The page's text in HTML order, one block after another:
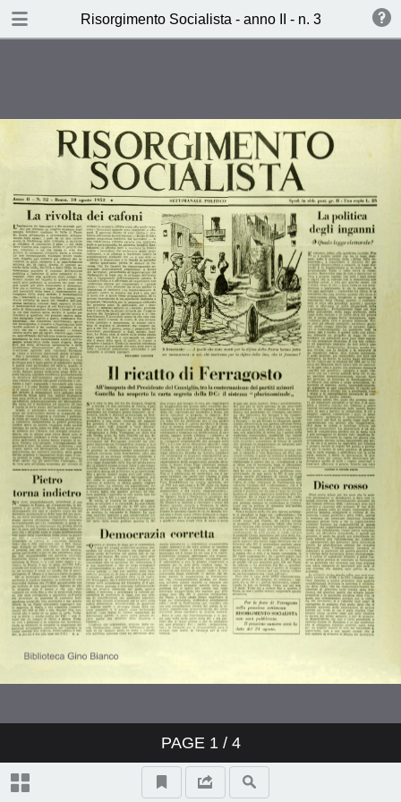
Risorgimento Socialista - anno II - n. 32 - 10
PAGE 1/ 4
TABLE OF CONTENTS
Vita provvisoria a Cassino (T.M.)
Ieri, Oggi, Domani (L.L.)